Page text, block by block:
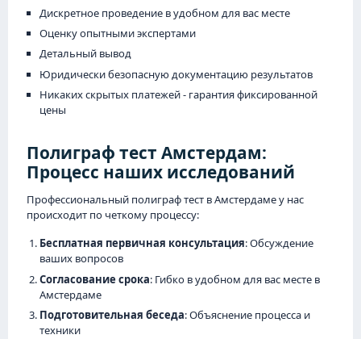
Дискретное проведение в удобном для вас месте
Оценку опытными экспертами
Детальный вывод
Юридически безопасную документацию результатов
Никаких скрытых платежей - гарантия фиксированной
цены
Полиграф тест Амстердам:
Процесс наших исследований
Профессиональный полиграф тест в Амстердаме у нас
происходит по четкому процессу:
Бесплатная первичная консультация: Обсуждение
ваших вопросов
Согласование срока: Гибко в удобном для вас месте в
Амстердаме
Подготовительная беседа: Объяснение процесса и
техники